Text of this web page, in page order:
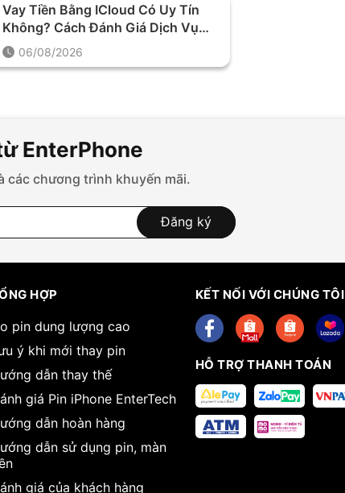
Vay Tiền Bằng ICloud Có Uy Tín
Không? Cách Đánh Giá Dịch Vụ
Trước Khi Quyết Định
06/08/2026
EnterPhone
các chương trình khuyến mãi.
Đăng ký
HỢP
pin dung lượng cao
ý khi mới thay pin
dẫn thay thế
giá Pin iPhone EnterTech
dẫn hoàn hàng
dẫn sử dụng pin, màn
giá của khách hàng
KẾT NỐI VỚI CHÚNG TÔI
HỖ TRỢ THANH TOÁN